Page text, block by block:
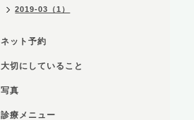
2019-03（1）
ネット予約
大切にしていること
写真
診療メニュー